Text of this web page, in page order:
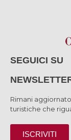
SEGUICI SU
Rimani
turistiche che
ISCRIVITI